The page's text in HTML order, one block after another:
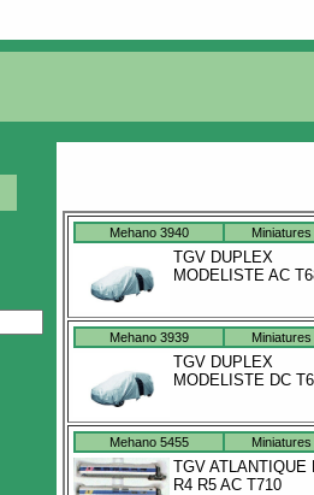
Mehano 3940 Miniatures
TGV DUPLEX
MODELISTE AC
Mehano 3939 Miniatures
TGV DUPLEX
MODELISTE DC
Mehano 5455 Miniatures
TGV ATLANTIQUE
R4 R5 AC T710